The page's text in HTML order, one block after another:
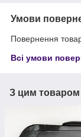
Умови
Повернення
Всі умови
З цим